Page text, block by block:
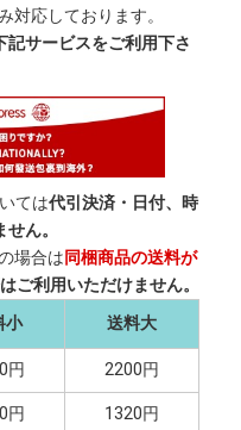
対応しております。
サービスをご利用下さ
ては代引決済・日付、時
ん。
場合は同梱商品の送料が
ご利用いただけません。
小
送料大
円 2200円
円 1320円